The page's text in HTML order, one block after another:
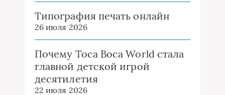
Типография печать онлайн
26 июля 2026
Почему Toca Boca World стала
главной детской игрой
десятилетия
22 июля 2026